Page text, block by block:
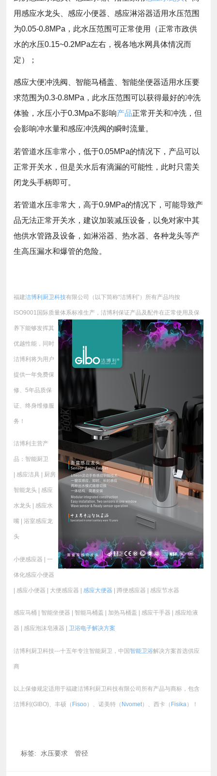
用感应水龙头、感应小便器、感应淋浴器适用水压范围
为0.05-0.8MPa，此水压范围可正常使用（正常市政供
水的水压0.15~0.2MPa左右，视各地水网具体情况而
定）；
感应大便冲洗阀、智能马桶盖、智能坐便器适用水压要
求范围为0.3-0.8MPa，此水压范围可以获得最好的冲洗
体验，水压小于0.3Mpa不影响产品正常开关和冲洗，但
会影响冲水量和感应冲洗阀的瞬时流量。
若管道水压非常小，低于0.05MPa的情况下，产品可以
正常开关水，但是关水后有滴漏的可能性，此时只需关
闭龙头手柄即可。
若管道水压非常大，高于0.9MPa的情况下，可能导致产
品无法正常开关水，建议加装减压设备，以免对家中其
他供水管路及设备，如淋浴器、热水器、各种龙头等产
生高压漏水和爆管的危险。
福建洁博利厨卫科技有限公司（以下简称“洁博利”）所有产品均按
ISO9001国际质量体系标准生产，洁博利保证产品及配件在正常使用及保
养下能够发挥其
优越性能，同时
洁博利将为用户
提供一年免费保
修、5年品质保
证、终身维修服
务！
洁博利主营产
品：智能厨卫
| 感应洁具 | 厨房
智能龙头 | 感应
水龙头 | 感应水
嘴 | 浴室感应龙
头
小便感应器 | 一
体化感应小便器
| 感应小便器 | 大便感应器 |感应大便器 | 蹲便感应器 | 感应节水器
感应马桶 | 智能坐便器 | 智能马桶盖 | 加热马桶盖 | 感应干手器 | 感应给液
器 | 感应泡沫皂液器 |卫浴电子解决方案
洁博利厨卫科技---十五年专注智能厨卫，中国智能卫浴解决方案首选供应
商
以上保修规定适用于福建洁博利厨卫科技有限公司所有产品与商标，包含
洁博利(GIBO)、丰硕（ Fisoo ）、诺美特（ Nvomet）、西卡（ Fisika）！
标签: 水压要求 管径